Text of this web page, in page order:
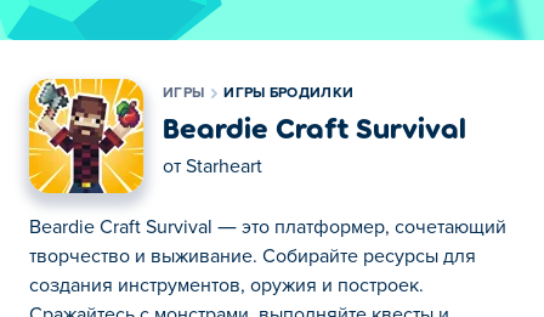
ИГРЫ ИГРЫ БРОДИЛКИ
Beardie Craft Survival
от Starheart
Beardie Craft Survival — это платформер, сочетающий
творчество и выживание. Собирайте ресурсы для
создания инструментов, оружия и построек.